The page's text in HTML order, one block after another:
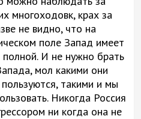
многоходовк, крах за
не видно, что на
поле Запад имеет
И не нужно брать
мол какими они
такими и мы
Никогда Россия
ни когда она не